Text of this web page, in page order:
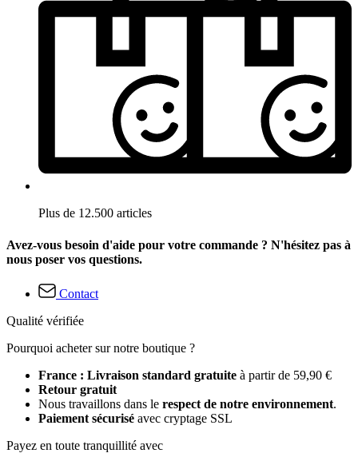
Plus de 12.500 articles
Avez-vous besoin d'aide pour votre commande ? N'hésitez pas à
nous poser vos questions.
Contact
Qualité vérifiée
Pourquoi acheter sur notre boutique ?
France : Livraison standard gratuite à partir de 59,90 €
Retour gratuit
Nous travaillons dans le respect de notre environnement.
Paiement sécurisé avec cryptage SSL
Payez en toute tranquillité avec